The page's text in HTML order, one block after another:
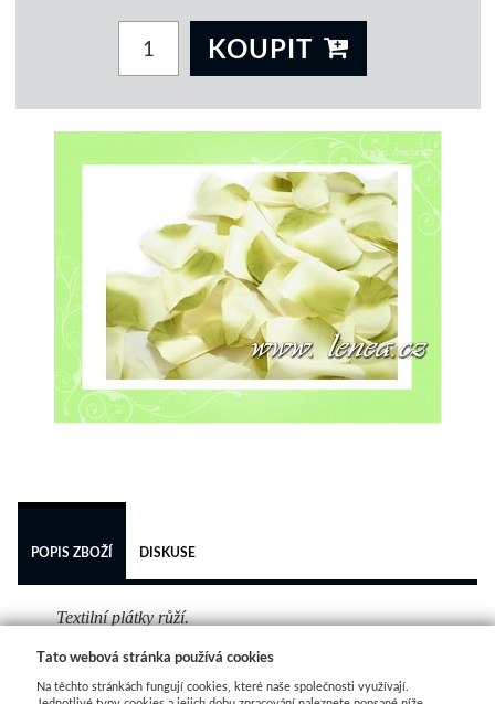
KOUPIT
POPIS ZBOŽÍ DISKUSE
Textilní plátky růží.
Tato webová stránka používá cookies
Na těchto stránkách fungují cookies, které naše společnosti využívají.